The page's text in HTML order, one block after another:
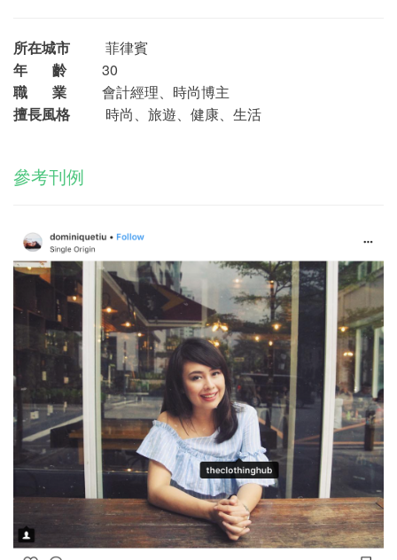
所在城市 菲律賓
年 齡30
職 業 會計經理、時尚博主
擅長風格 時尚、旅遊、健康、生活
參考刊例